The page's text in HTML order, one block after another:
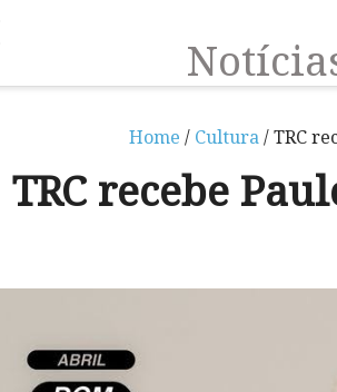
Home / Cultura/ TRC
TRC recebe